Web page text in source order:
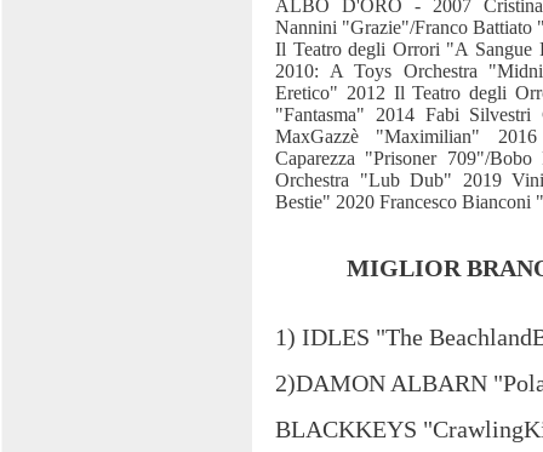
ALBO D'ORO - 2007
Nannini "Grazie"/Franco
Il Teatro degli Orrori "A
2010: A Toys Orchestra
Eretico" 2012 Il Teatro degli
"Fantasma" 2014 Fabi
MaxGazzè "Maximilian"
Caparezza "Prisoner 709"/
Orchestra "Lub Dub" 2019
Bestie" 2020 Francesco Bianconi
MIGLIOR
1) IDLES "The
2)DAMON ALBARN
BLACKKEYS